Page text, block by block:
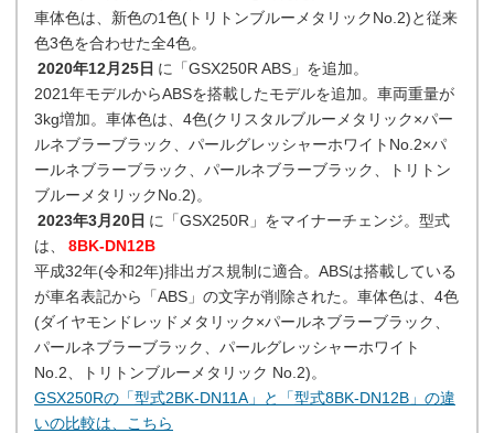
車体色は、新色の1色(トリトンブルーメタリックNo.2)と従来
色3色を合わせた全4色。
2020年12月25日 に「GSX250R ABS」を追加。
2021年モデルからABSを搭載したモデルを追加。車両重量が
3kg増加。車体色は、4色(クリスタルブルーメタリック×パー
ルネブラーブラック、パールグレッシャーホワイトNo.2×パ
ールネブラーブラック、パールネブラーブラック、トリトン
ブルーメタリックNo.2)。
2023年3月20日 に「GSX250R」をマイナーチェンジ。型式
は、
8BK-DN12B
平成32年(令和2年)排出ガス規制に適合。ABSは搭載している
が車名表記から「ABS」の文字が削除された。車体色は、4色
(ダイヤモンドレッドメタリック×パールネブラーブラック、
パールネブラーブラック、パールグレッシャーホワイト
No.2、トリトンブルーメタリック No.2)。
GSX250Rの「型式2BK-DN11A」と「型式8BK-DN12B」の違
いの比較は、こちら